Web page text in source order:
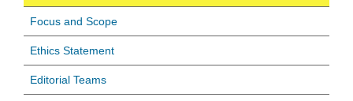
Focus and Scope
Ethics Statement
Editorial Teams